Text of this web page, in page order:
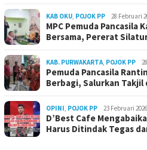
KAB OKU, POJOK PP 28 Februari
MPC Pemuda Pancasila
Bersama, Pererat
KAB. PURWAKARTA, POJOK PP
Pemuda Pancasila
Berbagi, Salurkan Takjil
OPINI, POJOK PP 23 Februari 2026
D’Best Cafe
Harus Ditindak Tegas